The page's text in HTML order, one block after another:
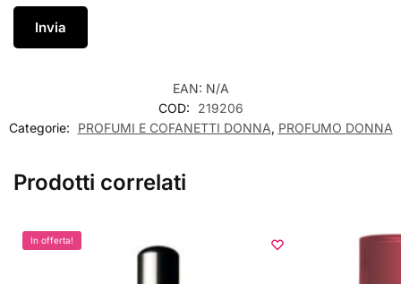
EAN: N/A
COD:
219206
Categorie:
PROFUMI E COFANETTI DONNA, PROFUMO DONNA
Prodotti correlati
In offerta!